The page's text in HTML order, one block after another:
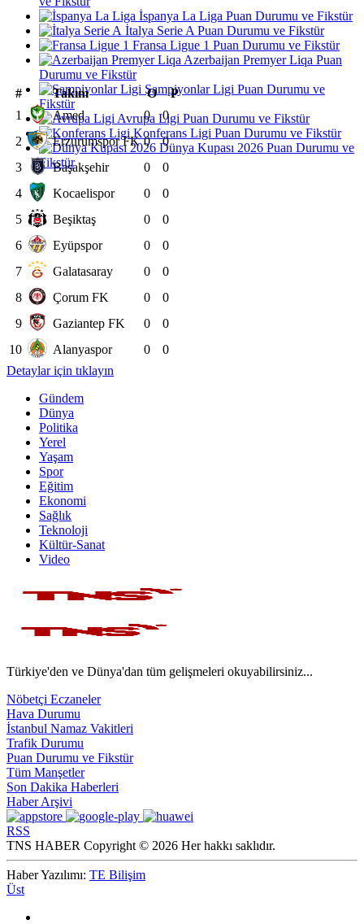
İspanya La Liga Puan Durumu ve Fikstür
İtalya Serie A Puan Durumu ve Fikstür
Fransa Ligue 1 Puan Durumu ve Fikstür
Azerbaijan Premyer Liqa Puan
Durumu ve Fikstür
Şampiyonlar Ligi Puan Durumu ve
Fikstür
Avrupa Ligi Puan Durumu ve Fikstür
Konferans Ligi Puan Durumu ve Fikstür
Dünya Kupası 2026 Puan Durumu ve
Fikstür
# Takım O
P
1
Amed 0
0
2
Erzurumspor FK 0
0
3
Başakşehir 0
0
4
Kocaelispor 0
0
5
Beşiktaş 0
0
6
Eyüpspor 0
0
7
Galatasaray 0
0
8
Çorum FK 0
0
9
Gaziantep FK 0
0
10
Alanyaspor 0
0
Detaylar için tıklayın
Gündem
Dünya
Politika
Yerel
Yaşam
Spor
Eğitim
Ekonomi
Sağlık
Teknoloji
Kültür-Sanat
Video
Türkiye'den ve Dünya'dan tüm gelişmeleri okuyabilirsiniz...
Nöbetçi Eczaneler
Hava Durumu
İstanbul Namaz Vakitleri
Trafik Durumu
Puan Durumu ve Fikstür
Tüm Manşetler
Son Dakika Haberleri
Haber Arşivi
RSS
TNS HABER Copyright © 2026 Her hakkı saklıdır.
Haber Yazılımı: TE Bilişim
Üst